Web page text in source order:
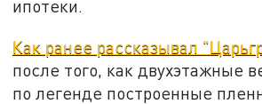
ипотеки.
Как ранее рассказывал
после того, как двухэтажные
по легенде построенные